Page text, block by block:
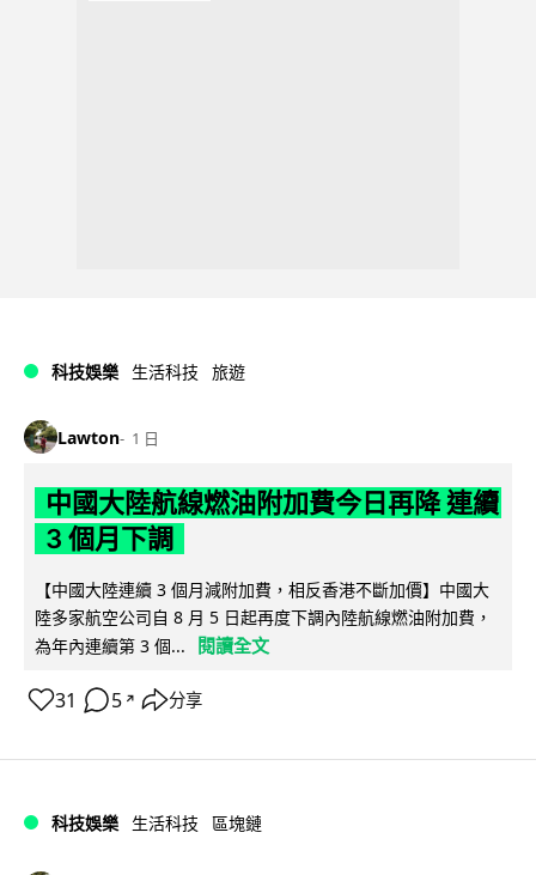
科技娛樂 生活科技 旅遊
Lawton 1 日
中國大陸航線燃油附加費今日再降 連續
3 個月下調
【中國大陸連續 3 個月減附加費，相反香港不斷加價】中國大
陸多家航空公司自 8 月 5 日起再度下調內陸航線燃油附加費，
為年內連續第 3 個...
閱讀全文
31 5 ↗ 分享
科技娛樂 生活科技 區塊鏈